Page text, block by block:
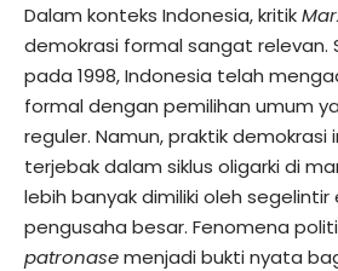
Dalam konteks Indonesia, kritik
demokrasi formal sangat relevan.
pada 1998, Indonesia telah
formal dengan pemilihan umum
reguler. Namun, praktik demokrasi
terjebak dalam siklus oligarki di
lebih banyak dimiliki oleh
pengusaha besar. Fenomena
patronasemenjadi bukti nyata